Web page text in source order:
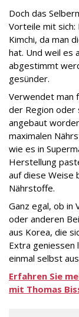
Doch das
Vorteile mit
Kimchi, da man
hat. Und weil es
abgestimmt
gesünder.
Verwendet man
der Region oder
angebaut
maximalen
wie es in
Herstellung
auf diese Weise
Nährstoffe.
Ganz egal, ob in
oder anderen
aus Korea, die
Extra geniessen
einmal selbst
Erfahren Sie
mit Thomas